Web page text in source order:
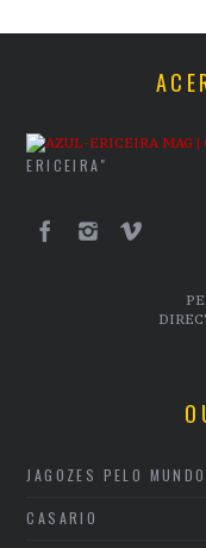
ERICEIRA"
JAGOZES PELO MUNDO
CASARIO